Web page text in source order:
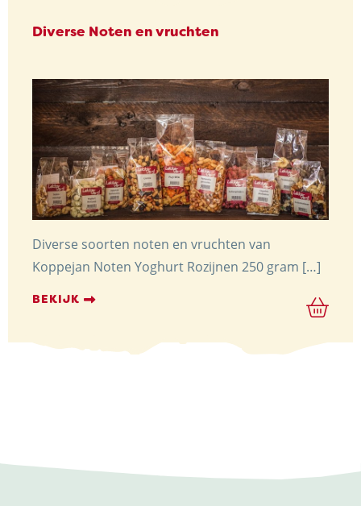
Diverse Noten en vruchten
Diverse soorten noten en vruchten van
Koppejan Noten Yoghurt Rozijnen 250 gram […]
BEKIJK